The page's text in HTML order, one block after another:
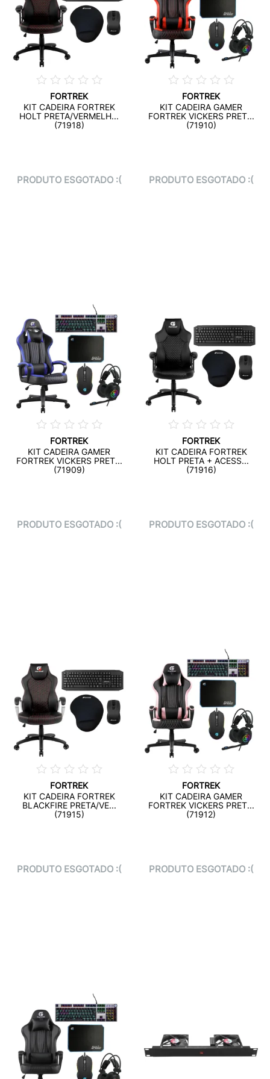
FORTREK
KIT CADEIRA FORTREK
HOLT PRETA/VERMELH...
(71918)
PRODUTO ESGOTADO :(
FORTREK
KIT CADEIRA GAMER
FORTREK VICKERS PRET...
(71910)
PRODUTO ESGOTADO :(
FORTREK
KIT CADEIRA GAMER
FORTREK VICKERS PRET...
(71909)
PRODUTO ESGOTADO :(
FORTREK
KIT CADEIRA FORTREK
HOLT PRETA + ACESS...
(71916)
PRODUTO ESGOTADO :(
FORTREK
KIT CADEIRA FORTREK
BLACKFIRE PRETA/VE...
(71915)
PRODUTO ESGOTADO :(
FORTREK
KIT CADEIRA GAMER
FORTREK VICKERS PRET...
(71912)
PRODUTO ESGOTADO :(